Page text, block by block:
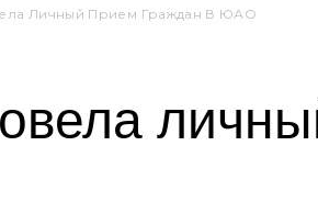
Личный Прием Граждан В ЮАО